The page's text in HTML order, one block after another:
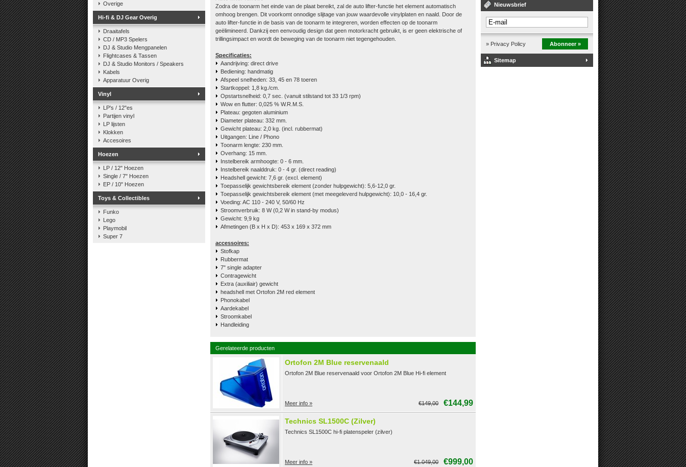
Overige
Hi-fi & DJ Gear Overig
Draaitafels
CD / MP3 Spelers
DJ & Studio Mengpanelen
Flightcases & Tassen
DJ & Studio Monitors / Speakers
Kabels
Apparatuur Overig
Vinyl
LP's / 12"es
Partijen vinyl
LP lijsten
Klokken
Accesoires
Hoezen
LP / 12" Hoezen
Single / 7" Hoezen
EP / 10" Hoezen
Toys & Collectibles
Funko
Lego
Playmobil
Super 7
Zodra de toonarm het einde van de plaat bereikt, zal de auto lifter-functie het element automatisch
omhoog brengen. Dit voorkomt onnodige slijtage van jouw waardevolle vinylplaten en naald. Door de
auto lifter-functie in de basis van de toonarm te integreren, worden effecten op de toonarm
geëlimineerd. Dankzij een eenvoudig design dat geen motorkracht gebruikt, is er geen elektrische of
trillingsimpact en wordt de beweging van de toonarm niet tegengehouden.
Specificaties:
Aandrijving: direct drive
Bediening: handmatig
Afspeel snelheden: 33, 45 en 78 toeren
Startkoppel: 1,8 kg./cm.
Opstartsnelheid: 0,7 sec. (vanuit stilstand tot 33 1/3 rpm)
Wow en flutter: 0,025 % W.R.M.S.
Plateau: gegoten aluminium
Diameter plateau: 332 mm.
Gewicht plateau: 2,0 kg. (incl. rubbermat)
Uitgangen: Line / Phono
Toonarm lengte: 230 mm.
Overhang: 15 mm.
Instelbereik armhoogte: 0 - 6 mm.
Instelbereik naalddruk: 0 - 4 gr. (direct reading)
Headshell gewicht: 7,6 gr. (excl. element)
Toepasselijk gewichtsbereik element (zonder hulpgewicht): 5,6-12,0 gr.
Toepasselijk gewichtsbereik element (met meegeleverd hulpgewicht): 10,0 - 16,4 gr.
Voeding: AC 110 - 240 V, 50/60 Hz
Stroomverbruik: 8 W (0,2 W in stand-by modus)
Gewicht: 9,9 kg
Afmetingen (B x H x D): 453 x 169 x 372 mm
accessoires:
Stofkap
Rubbermat
7" single adapter
Contragewicht
Extra (auxiliair) gewicht
headshell met Ortofon 2M red element
Phonokabel
Aardekabel
Stroomkabel
Handleiding
Gerelateerde producten
Ortofon 2M Blue reservenaald
Ortofon 2M Blue reservenaald voor Ortofon 2M Blue Hi-fi element
Meer info » €144,99
€149,00
Technics SL1500C (Zilver)
Technics SL1500C hi-fi platenspeler (zilver)
Meer info » €999,00
€1.049,00
Nieuwsbrief
» Privacy Policy Abonneer »
Sitemap